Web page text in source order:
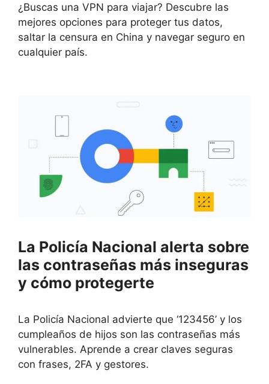
¿Buscas una VPN para viajar? Descubre las
mejores opciones para proteger tus datos,
saltar la censura en China y navegar seguro en
cualquier país.
La Policía Nacional alerta sobre
las contraseñas más inseguras
y cómo protegerte
La Policía Nacional advierte que ‘123456’ y los
cumpleaños de hijos son las contraseñas más
vulnerables. Aprende a crear claves seguras
con frases, 2FA y gestores.